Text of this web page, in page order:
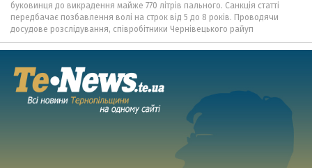
буковинця до викрадення майже 770 літрів пального. Санкція статті
передбачає позбавлення волі на строк від 5 до 8 років. Проводячи
досудове розслідування, співробітники Чернівецького райуп